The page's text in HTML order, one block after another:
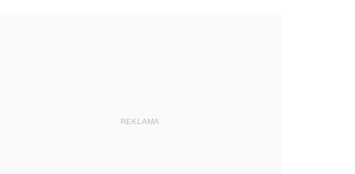
REKLAMA